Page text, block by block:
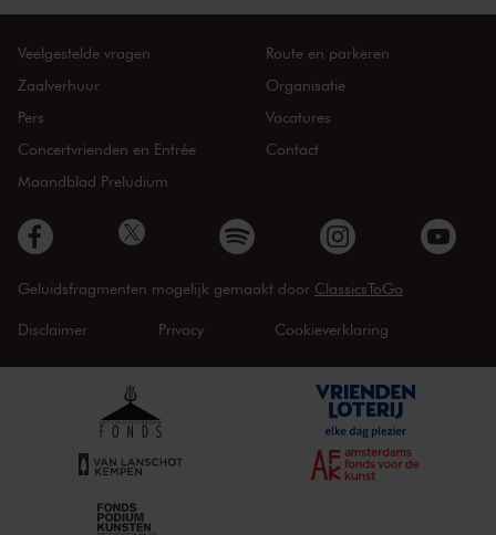
Veelgestelde vragen
Zaalverhuur
Pers
Concertvrienden en Entrée
Maandblad Preludium
Route en parkeren
Organisatie
Vacatures
Contact
Geluidsfragmenten mogelijk gemaakt door ClassicsToGo
Disclaimer Privacy Cookieverklaring